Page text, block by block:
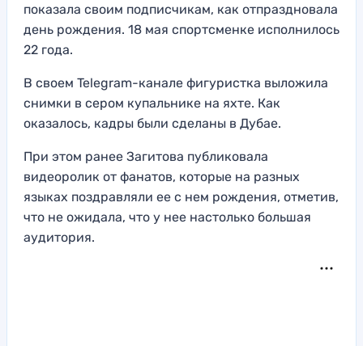
показала своим подписчикам, как отпраздновала
день рождения. 18 мая спортсменке исполнилось
22 года.
В своем Telegram-канале фигуристка выложила
снимки в сером купальнике на яхте. Как
оказалось, кадры были сделаны в Дубае.
При этом ранее Загитова публиковала
видеоролик от фанатов, которые на разных
языках поздравляли ее с нем рождения, отметив,
что не ожидала, что у нее настолько большая
аудитория.